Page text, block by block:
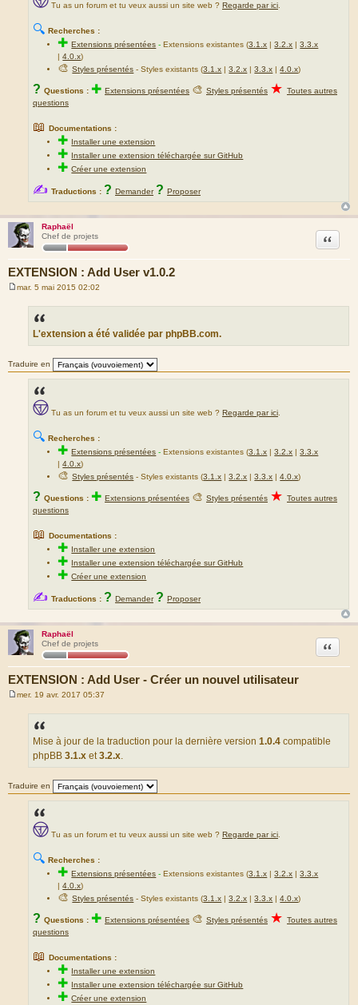
Tu as un forum et tu veux aussi un site web ? Regarde par ici
🔍 Recherches :
✚Extensions présentées -Extensions existantes (3.1.x |3.2.x |3.3.x
|4.0.x)
🎨Styles présentés - Styles existants (3.1.x |3.2.x |3.3.x |4.0.x)
? Questions : ✚ Extensions présentées 🎨 Styles présentés ★ Toutes autres
questions
📖 Documentations :
✚ Installer une extension
✚ Installer une extension téléchargée sur GitHub
✚Créer une extension
✍ Traductions : ? Demander ? Proposer
Raphaël
Chef de projets
EXTENSION : Add User v1.0.2
Citation
mar. 5 mai 2015 02:02
L'extension a été validée par phpBB.com.
Traduire en
Tu as un forum et tu veux aussi un site web ? Regarde par ici
🔍 Recherches :
✚Extensions présentées -Extensions existantes (3.1.x |3.2.x |3.3.x
|4.0.x)
🎨Styles présentés - Styles existants (3.1.x |3.2.x |3.3.x |4.0.x)
? Questions : ✚ Extensions présentées 🎨 Styles présentés ★ Toutes autres
questions
📖 Documentations :
✚ Installer une extension
✚ Installer une extension téléchargée sur GitHub
✚Créer une extension
✍ Traductions : ? Demander ? Proposer
Raphaël
Chef de projets
EXTENSION : Add User - Créer un nouvel utilisateur
Citation
mer. 19 avr. 2017 05:37
Mise à jour de la traduction pour la dernière version 1.0.4 compatible
phpBB 3.1.x et3.2.x.
Traduire en
Tu as un forum et tu veux aussi un site web ? Regarde par ici
🔍 Recherches :
✚Extensions présentées -Extensions existantes (3.1.x |3.2.x |3.3.x
|4.0.x)
🎨Styles présentés - Styles existants (3.1.x |3.2.x |3.3.x |4.0.x)
? Questions : ✚ Extensions présentées 🎨 Styles présentés ★ Toutes autres
questions
📖 Documentations :
✚ Installer une extension
✚ Installer une extension téléchargée sur GitHub
✚Créer une extension